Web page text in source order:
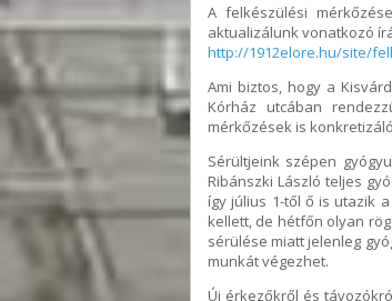
A felkészülési
aktualizálunk vonatkozó
http://1912elore.hu/site/
Ami biztos, hogy a
Kórház utcában
mérkőzések is
Sérültjeink szépen
Ribánszki László teljes
így július 1-től ő is utazik
kellett, de hétfőn olyan
sérülése miatt jelenleg
munkát végezhet.
Új érkezőkről és